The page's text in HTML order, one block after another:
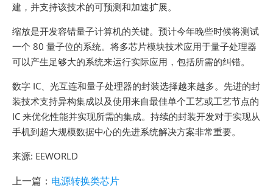
建，并支持该技术的可预测和加速扩展。
缩放是开发容错量子计算机的关键。预计今年晚些时候将测试
一个 80 量子位的系统。将多芯片模块技术应用于量子处理器
可以产生足够大的系统来运行实际应用，包括所需的纠错。
数字 IC、光互连和量子处理器的封装选择越来越多。先进的封
装技术支持异构集成以及使用来自最佳单个工艺或工艺节点的
IC 来优化性能并实现所需的集成。持续的封装开发对于实现从
手机到超大规模数据中心的先进系统解决方案非常重要。
来源: EEWORLD
上一篇： 电源转换类芯片